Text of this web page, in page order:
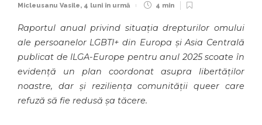
Micleusanu Vasile, 4 luni în urmă 4 min
Raportul anual privind situația drepturilor omului
ale persoanelor LGBTI+ din Europa și Asia Centrală
publicat de ILGA-Europe pentru anul 2025 scoate în
evidență un plan coordonat asupra libertăților
noastre, dar și reziliența comunității queer care
refuză să fie redusă șa tăcere.